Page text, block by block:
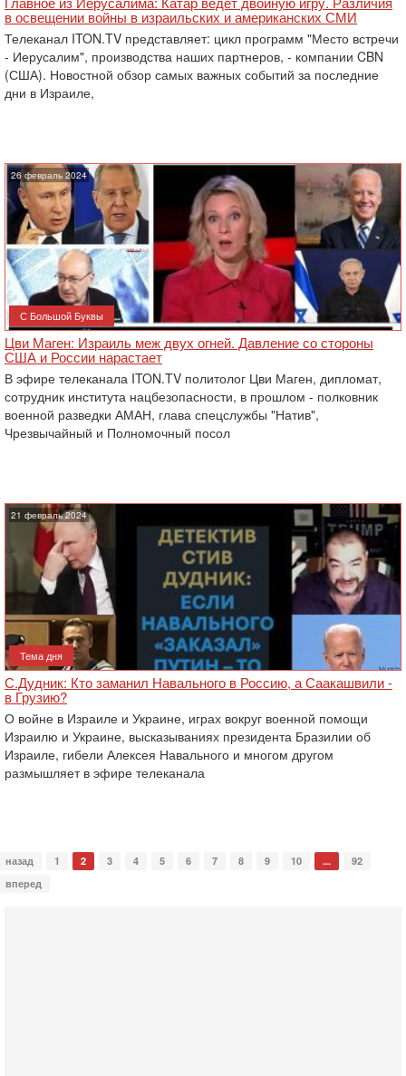
в освещении войны в израильских и американских СМИ
Телеканал ITON.TV представляет: цикл программ "Место встречи
- Иерусалим", производства наших партнеров, - компании CBN
(США). Новостной обзор самых важных событий за последние
дни в Израиле,
26 февраль 2024
С Большой Буквы
Цви Маген: Израиль меж двух огней. Давление со стороны
США и России нарастает
В эфире телеканала ITON.TV политолог Цви Маген, дипломат,
сотрудник института нацбезопасности, в прошлом - полковник
военной разведки АМАН, глава спецслужбы "Натив",
‎Чрезвычайный и Полномочный посол
21 февраль 2024
Тема дня
С.Дудник: Кто заманил Навального в Россию, а Саакашвили -
в Грузию?
О войне в Израиле и Украине, играх вокруг военной помощи
Израилю и Украине, высказываниях президента Бразилии об
Израиле, гибели Алексея Навального и многом другом
размышляет в эфире телеканала
назад 1 2 3 4 5 6 7 8 9 10 ...
92
вперед